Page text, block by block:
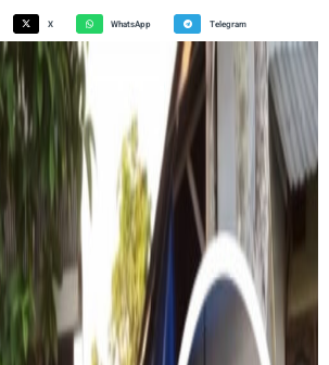
X WhatsApp Telegram